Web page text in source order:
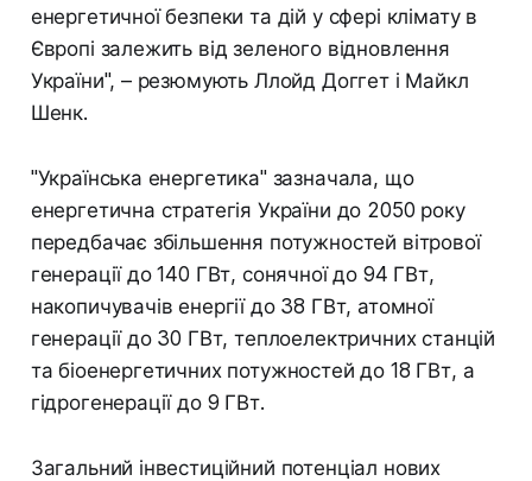
енергетичної безпеки та дій у сфері клімату в
Європі залежить від зеленого відновлення
України", – резюмують Ллойд Доггет і Майкл
Шенк.
"Українська енергетика" зазначала, що
енергетична стратегія України до 2050 року
передбачає збільшення потужностей вітрової
генерації до 140 ГВт, сонячної до 94 ГВт,
накопичувачів енергії до 38 ГВт, атомної
генерації до 30 ГВт, теплоелектричних станцій
та біоенергетичних потужностей до 18 ГВт, а
гідрогенерації до 9 ГВт.
Загальний інвестиційний потенціал нових